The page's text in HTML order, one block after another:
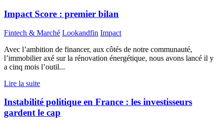
Impact Score : premier bilan
Fintech & Marché Lookandfin Impact
Avec l’ambition de financer, aux côtés de notre communauté,
l’immobilier axé sur la rénovation énergétique, nous avons lancé il y
a cinq mois l’outil...
Lire la suite
Instabilité politique en France : les investisseurs
gardent le cap